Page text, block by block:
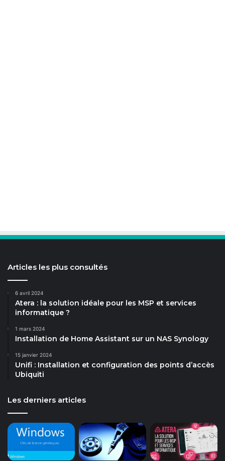
Articles les plus consultés
6 avril 2024
Atera : la solution idéale pour les MSP et services
informatique ?
1 mars 2024
Installation de Home Assistant sur un NAS Synology
15 janvier 2024
Unifi : Installation et configuration des points d’accès
Ubiquiti
Les derniers articles